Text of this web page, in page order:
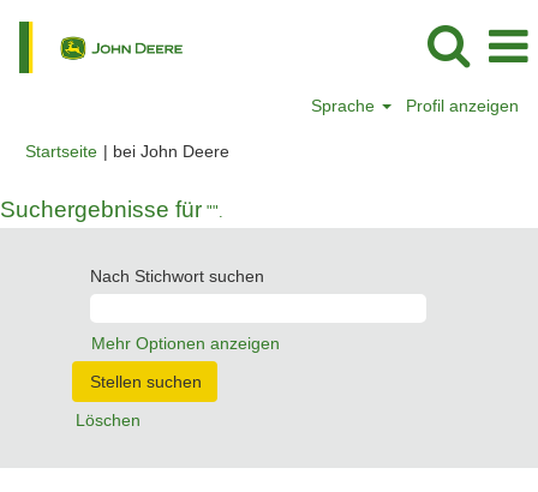
Sprache Profil anzeigen
Startseite | bei John Deere(aktuelle
Suchergebnisse für "".
Nach Stichwort suchen
Mehr Optionen anzeigen
Löschen